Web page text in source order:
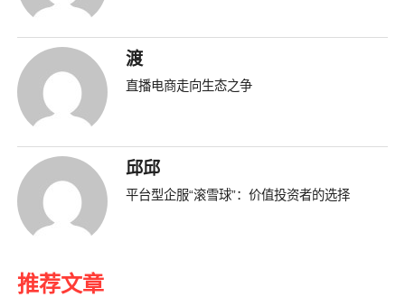
渡
直播电商走向生态之争
邱邱
平台型企服“滚雪球”：价值投资者的选择
推荐文章